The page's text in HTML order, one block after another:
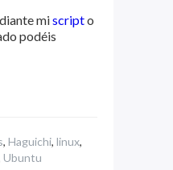
miscripto
podéis
, Haguichi, linux,
Ubuntu